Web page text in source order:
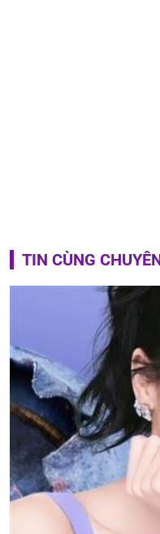
TIN CÙNG